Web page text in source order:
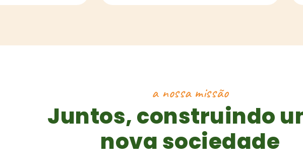
a nossa missão
Juntos, construindo
nova sociedade